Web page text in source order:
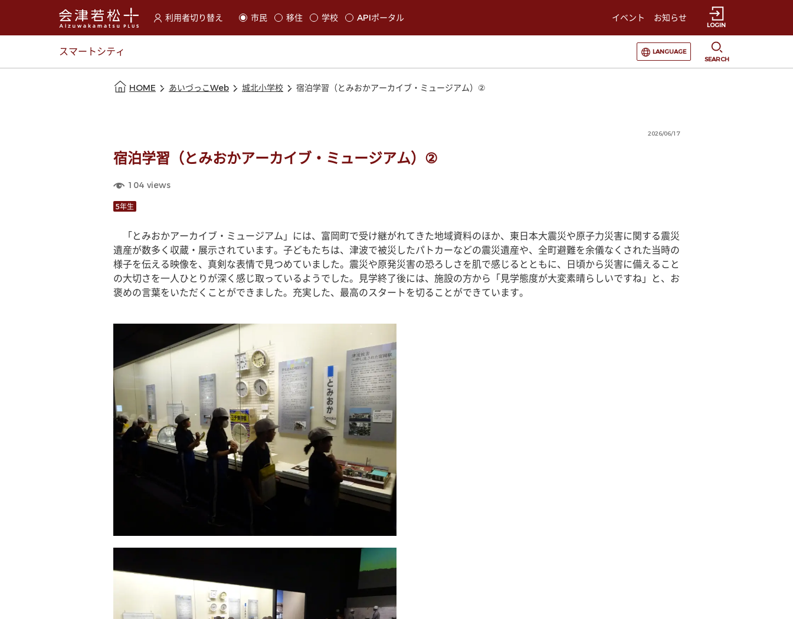
利用者切り替え
選択すると利用者の切替が発生します
市民 移住 学校 APIポータル イベント お知らせ
LOGIN
スマートシティ
選択すると言語の切替が発生します
LANGUAGE
SEARCH
HOME あいづっこWeb 城北小学校 宿泊学習（とみおかアーカイブ・ミュージアム）②
2026/06/17
宿泊学習（とみおかアーカイブ・ミュージアム）②
104 views
5年生
「とみおかアーカイブ・ミュージアム」には、富岡町で受け継がれてきた地域資料のほか、東日本大震災や原子力災害に関する震災
遺産が数多く収蔵・展示されています。子どもたちは、津波で被災したパトカーなどの震災遺産や、全町避難を余儀なくされた当時の
様子を伝える映像を、真剣な表情で見つめていました。震災や原発災害の恐ろしさを肌で感じるとともに、日頃から災害に備えること
の大切さを一人ひとりが深く感じ取っているようでした。見学終了後には、施設の方から「見学態度が大変素晴らしいですね」と、お
褒めの言葉をいただくことができました。充実した、最高のスタートを切ることができています。